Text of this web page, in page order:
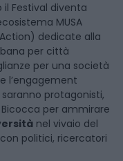
il Festival diventa
MUSA
dedicate alla
per città
per una società
l’engagement
protagonisti,
Bicocca per ammirare
nel vivaio del
politici, ricercatori